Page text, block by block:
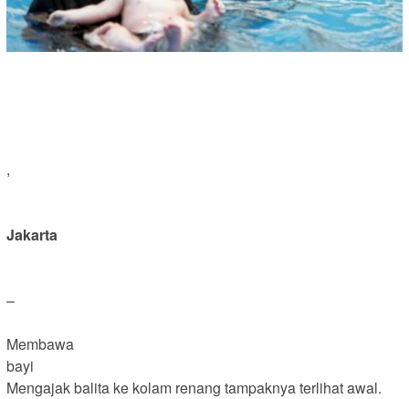
,
Jakarta
–
Membawa
bayi
Mengajak balita ke kolam renang tampaknya terlihat awal.